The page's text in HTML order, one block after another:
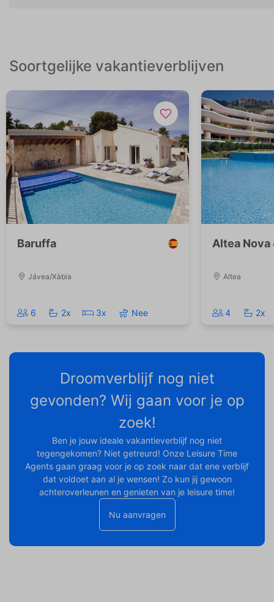
Soortgelijke vakantieverblijven
Baruffa
Jávea/Xàbia
6 2x 3x Nee
Altea Nova
Altea
4 2x
Droomverblijf nog niet
gevonden? Wij gaan voor je op
zoek!
Ben je jouw ideale vakantieverblijf nog niet
tegengekomen? Niet getreurd! Onze Leisure Time
Agents gaan graag voor je op zoek naar dat ene verblijf
dat voldoet aan al je wensen! Zo kun jij gewoon
achteroverleunen en genieten van je leisure time!
Nu aanvragen